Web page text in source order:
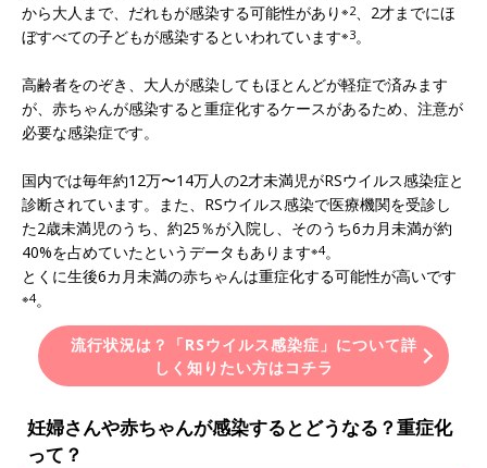
から大人まで、だれもが感染する可能性があり ※2、2才までにほ
ぼすべての子どもが感染するといわれています※3。
高齢者をのぞき、大人が感染してもほとんどが軽症で済みます
が、赤ちゃんが感染すると重症化するケースがあるため、注意が
必要な感染症です。
国内では毎年約12万〜14万人の2才未満児がRSウイルス感染症と
診断されています。また、RSウイルス感染で医療機関を受診し
た2歳未満児のうち、約25％が入院し、そのうち6カ月未満が約
40%を占めていたというデータもあります※4。
とくに生後6カ月未満の赤ちゃんは重症化する可能性が高いです
※4。
流行状況は？「RSウイルス感染症」について詳
しく知りたい方はコチラ
妊婦さんや赤ちゃんが感染するとどうなる？重症化
って？